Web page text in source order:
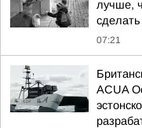
лучше,
07:21
ACUA